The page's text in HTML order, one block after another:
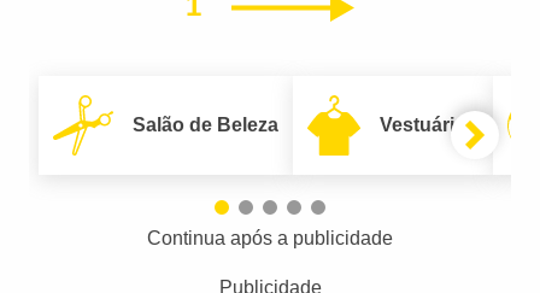
Salão de Beleza Vestuário
Continua após a publicidade
Publicidade